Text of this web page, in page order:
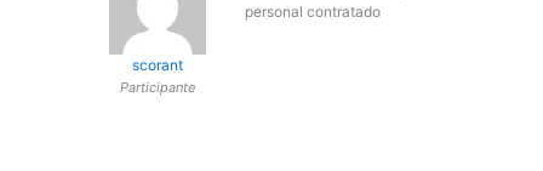
scorant
Participante
personal contratado